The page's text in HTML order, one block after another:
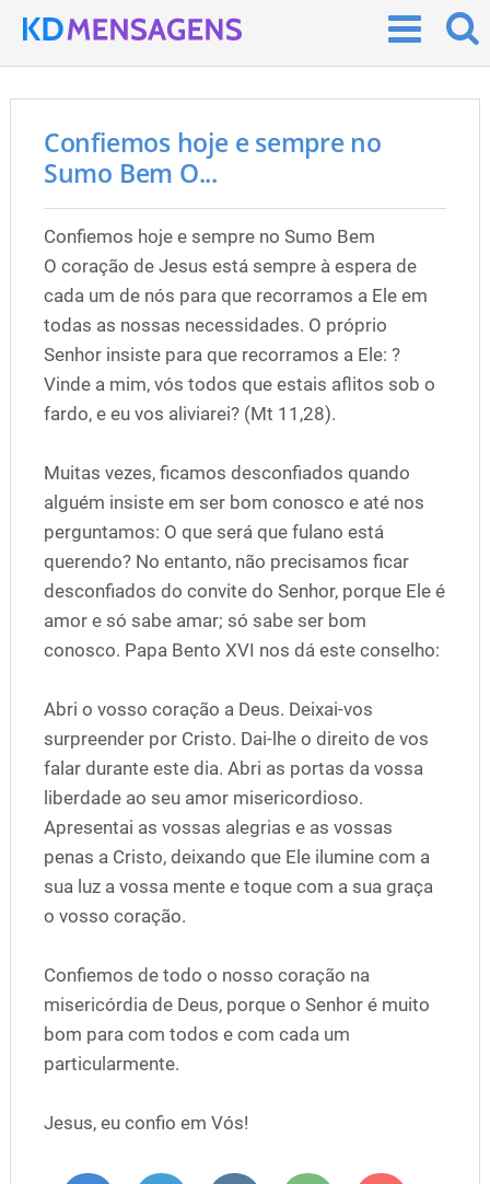
Confiemos hoje e sempre no
Sumo Bem O...
Confiemos hoje e sempre no Sumo Bem
O coração de Jesus está sempre à espera de
cada um de nós para que recorramos a Ele em
todas as nossas necessidades. O próprio
Senhor insiste para que recorramos a Ele: ?
Vinde a mim, vós todos que estais aflitos sob o
fardo, e eu vos aliviarei? (Mt 11,28).
Muitas vezes, ficamos desconfiados quando
alguém insiste em ser bom conosco e até nos
perguntamos: O que será que fulano está
querendo? No entanto, não precisamos ficar
desconfiados do convite do Senhor, porque Ele é
amor e só sabe amar; só sabe ser bom
conosco. Papa Bento XVI nos dá este conselho:
Abri o vosso coração a Deus. Deixai-vos
surpreender por Cristo. Dai-lhe o direito de vos
falar durante este dia. Abri as portas da vossa
liberdade ao seu amor misericordioso.
Apresentai as vossas alegrias e as vossas
penas a Cristo, deixando que Ele ilumine com a
sua luz a vossa mente e toque com a sua graça
o vosso coração.
Confiemos de todo o nosso coração na
misericórdia de Deus, porque o Senhor é muito
bom para com todos e com cada um
particularmente.
Jesus, eu confio em Vós!